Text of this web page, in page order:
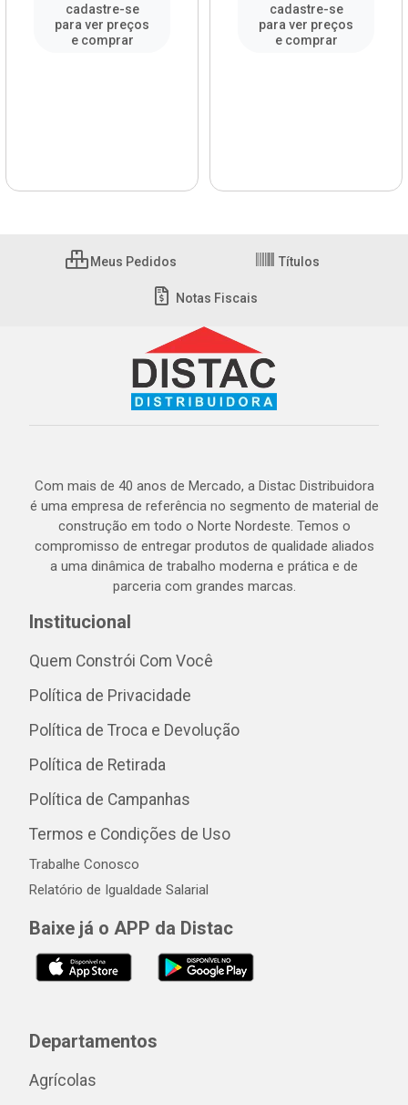
cadastre-se
para ver preços
e comprar
cadastre-se
para ver preços
e comprar
Meus Pedidos Títulos
Notas Fiscais
Com mais de 40 anos de Mercado, a Distac Distribuidora
é uma empresa de referência no segmento de material de
construção em todo o Norte Nordeste. Temos o
compromisso de entregar produtos de qualidade aliados
a uma dinâmica de trabalho moderna e prática e de
parceria com grandes marcas.
Institucional
Quem Constrói Com Você
Política de Privacidade
Política de Troca e Devolução
Política de Retirada
Política de Campanhas
Termos e Condições de Uso
Trabalhe Conosco
Relatório de Igualdade Salarial
Baixe já o APP da Distac
Departamentos
Agrícolas